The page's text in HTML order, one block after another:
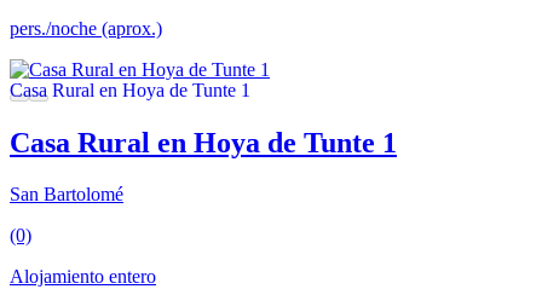
pers./noche (aprox.)
Casa Rural en Hoya de Tunte 1
San Bartolomé
(0)
Alojamiento entero